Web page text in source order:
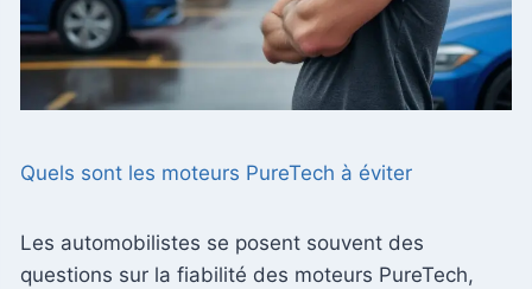
Quels sont les moteurs PureTech à éviter
Les automobilistes se posent souvent des
questions sur la fiabilité des moteurs PureTech,